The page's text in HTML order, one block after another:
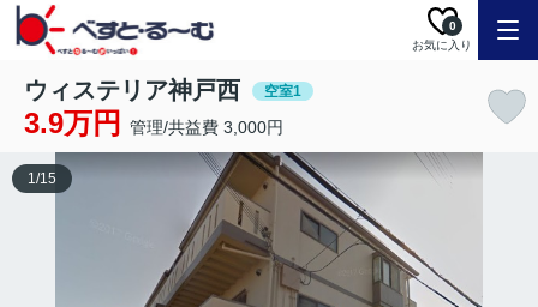
お気に入り
0
ウィステリア神戸西 空室1
3.9万円 管理/共益費 3,000円
1/15